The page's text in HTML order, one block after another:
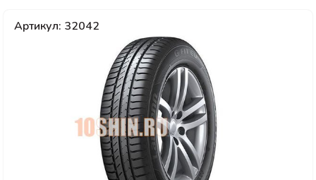
Артикул: 32042